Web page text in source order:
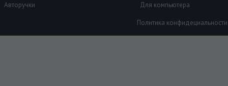
Авторучки
Для компьютера
Политика конфидециальности